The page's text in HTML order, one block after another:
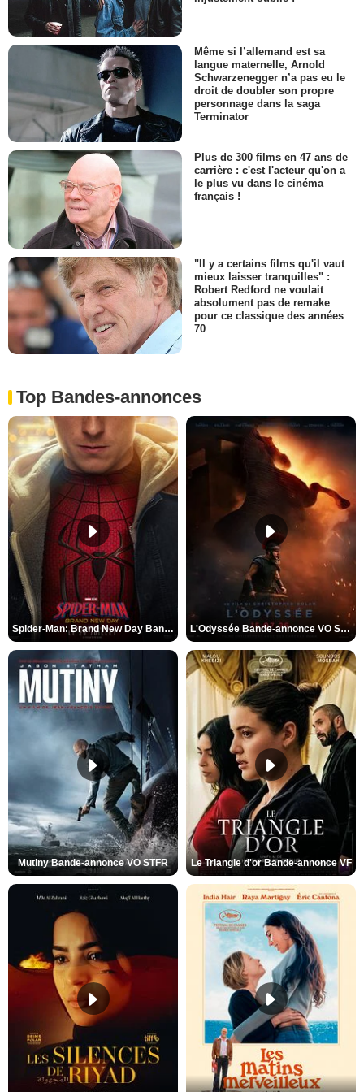
Même si l’allemand est sa
langue maternelle, Arnold
Schwarzenegger n’a pas eu le
droit de doubler son propre
personnage dans la saga
Terminator
Plus de 300 films en 47 ans de
carrière : c'est l'acteur qu'on a
le plus vu dans le cinéma
français !
"Il y a certains films qu'il vaut
mieux laisser tranquilles" :
Robert Redford ne voulait
absolument pas de remake
pour ce classique des années
70
Top Bandes-annonces
Spider-Man: Brand New Day Bande-annonce VO STFR L'Odyssée Bande-annonce VO STFR
Mutiny Bande-annonce VO STFR Le Triangle d'or Bande-annonce VF